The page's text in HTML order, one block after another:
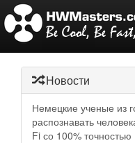
Новости
Немецкие ученые из
распознавать
Fi со 100% точностью